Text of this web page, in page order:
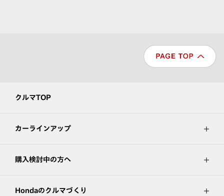
クルマTOP
カーラインアップ
購入検討中の方へ
Hondaのクルマづくり